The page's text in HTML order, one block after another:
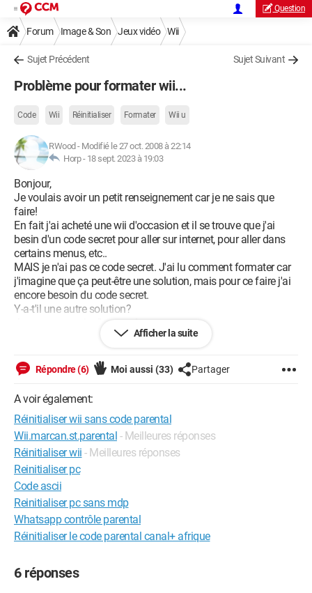
Question
Forum Image & Son Jeux vidéo Wii
Sujet Précédent Sujet Suivant
Problème pour formater wii...
Code Wii Réinitialiser Formater Wii u
RWood - Modifié le 27 oct. 2008 à 22:14
Horp - 18 sept. 2023 à 19:03
Bonjour,
Je voulais avoir un petit renseignement car je ne sais que
faire!
En fait j'ai acheté une wii d'occasion et il se trouve que j'ai
besin d'un code secret pour aller sur internet, pour aller dans
certains menus, etc..
MAIS je n'ai pas ce code secret. J'ai lu comment formater car
j'imagine que ça peut-être une solution, mais pour ce faire j'ai
encore besoin du code secret.
Y-a-t'il une autre solution?
Je vous remercie d'avance!
Internet Explorer 8.0
Afficher la suite
Répondre (6) Moi aussi (33) Partager
A voir également:
Réinitialiser wii sans code parental
Wii.marcan.st.parental - Meilleures réponses
Réinitialiser wii - Meilleures réponses
Reinitialiser pc
Code ascii
Reinitialiser pc sans mdp
Whatsapp contrôle parental
Réinitialiser le code parental canal+ afrique
6 réponses